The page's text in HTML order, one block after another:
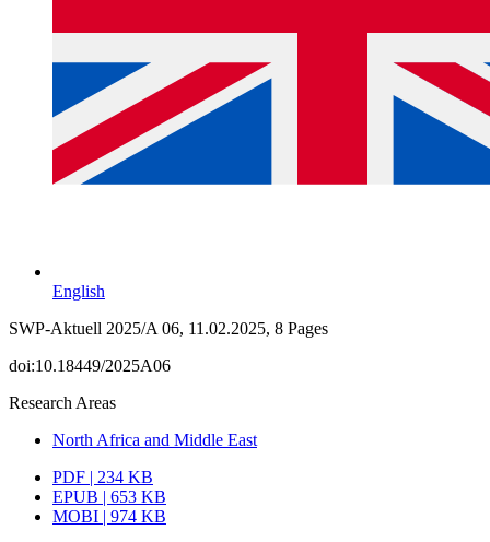
English
SWP-Aktuell 2025/A 06, 11.02.2025, 8 Pages
doi:10.18449/2025A06
Research Areas
North Africa and Middle East
PDF | 234 KB
EPUB | 653 KB
MOBI | 974 KB